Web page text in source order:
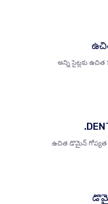
అన్ని సైట్లకు ఉచిత
ఉచిత డొమైన్ గోప్యత